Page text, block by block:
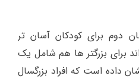
دوم برای کودکان آسان تر
برای بزرگتر ها هم شامل یک
داده است که افراد بزرگسال